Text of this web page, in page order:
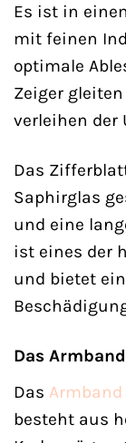
Es ist in
mit feinen
optimale
Zeiger
verleihen der
Das
Saphirglas
und eine
ist eines der
und bietet
Das
Das Armband
besteht aus